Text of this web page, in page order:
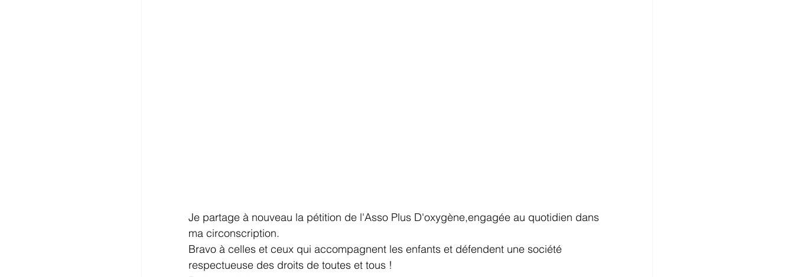
Je partage à nouveau la pétition de l'Asso Plus D'oxygène,engagée au quotidien dans
ma circonscription.
Bravo à celles et ceux qui accompagnent les enfants et défendent une société
respectueuse des droits de toutes et tous !